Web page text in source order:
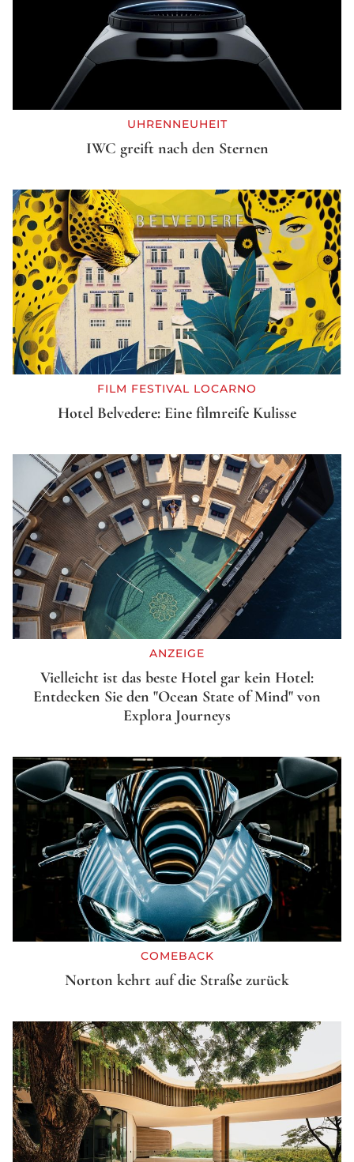
UHRENNEUHEIT
IWC greift nach den Sternen
FILM FESTIVAL LOCARNO
Hotel Belvedere: Eine filmreife Kulisse
ANZEIGE
Vielleicht ist das beste Hotel gar kein Hotel:
Entdecken Sie den "Ocean State of Mind" von
Explora Journeys
COMEBACK
Norton kehrt auf die Straße zurück